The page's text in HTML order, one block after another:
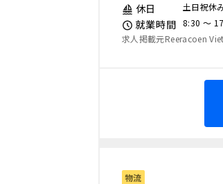
休日 土日祝休
就業時間
8:30 〜
求人掲載元Reeracoen
物流